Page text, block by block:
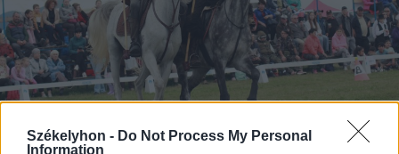
Székelyhon - Do Not Process My Personal
Information
2026. augusztus 06., csütörtök